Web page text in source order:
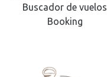
Buscador de vuelos
Booking